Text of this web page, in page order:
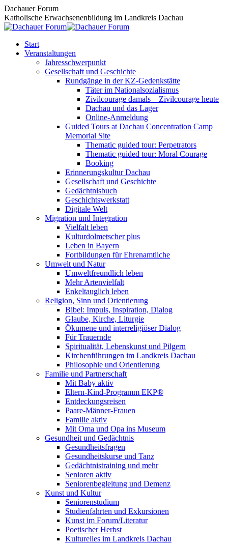
Zum
Inhalt
springen
Dachauer Forum
Katholische Erwachsenenbildung im Landkreis Dachau
Start
Veranstaltungen
Jahresschwerpunkt
Gesellschaft und Geschichte
Rundgänge in der KZ-Gedenkstätte
Täter im Nationalsozialismus
Zivilcourage damals – Zivilcourage heute
Dachau und das Lager
Online-Anmeldung
Guided Tours at Dachau Concentration Camp
Memorial Site
Thematic guided tour: Perpetrators
Thematic guided tour: Moral Courage
Booking
Erinnerungskultur Dachau
Gesellschaft und Geschichte
Gedächtnisbuch
Geschichtswerkstatt
Digitale Welt
Migration und Integration
Vielfalt leben
Kulturdolmetscher plus
Leben in Bayern
Fortbildungen für Ehrenamtliche
Umwelt und Natur
Umweltfreundlich leben
Mehr Artenvielfalt
Enkeltauglich leben
Religion, Sinn und Orientierung
Bibel: Impuls, Inspiration, Dialog
Glaube, Kirche, Liturgie
Ökumene und interreligiöser Dialog
Für Trauernde
Spiritualität, Lebenskunst und Pilgern
Kirchenführungen im Landkreis Dachau
Philosophie und Orientierung
Familie und Partnerschaft
Mit Baby aktiv
Eltern-Kind-Programm EKP®
Entdeckungsreisen
Paare-Männer-Frauen
Familie aktiv
Mit Oma und Opa ins Museum
Gesundheit und Gedächtnis
Gesundheitsfragen
Gesundheitskurse und Tanz
Gedächtnistraining und mehr
Senioren aktiv
Seniorenbegleitung und Demenz
Kunst und Kultur
Seniorenstudium
Studienfahrten und Exkursionen
Kunst im Forum/Literatur
Poetischer Herbst
Kulturelles im Landkreis Dachau